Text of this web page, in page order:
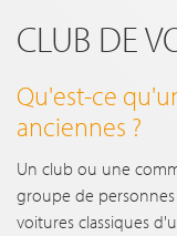
CLUB DE
Qu'est-ce
anciennes ?
Un club ou une
groupe de
voitures classiques